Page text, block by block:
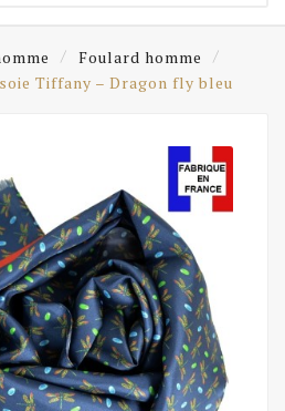
Foulard homme
Tiffany – Dragon fly bleu